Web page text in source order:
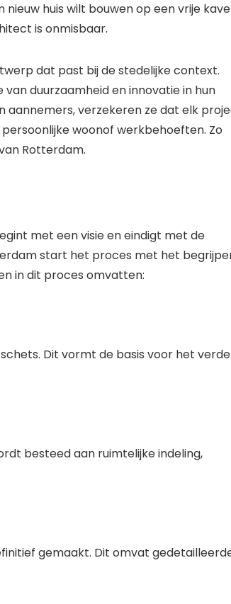
huis wilt bouwen op een vrije
is onmisbaar.
dat past bij de stedelijke context.
duurzaamheid en innovatie in hun
verzekeren ze dat elk
woonof werkbehoeften. Zo
Rotterdam.
met een visie en eindigt met de
start het proces met het
in dit proces omvatten:
Dit vormt de basis voor het
besteed aan ruimtelijke indeling,
gemaakt. Dit omvat